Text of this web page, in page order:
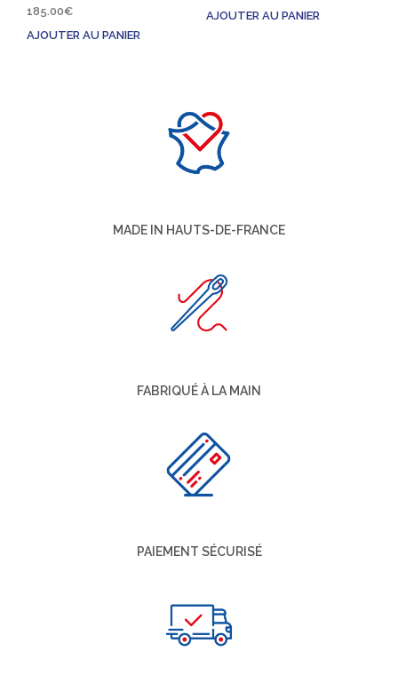
185.00€
AJOUTER AU PANIER
AJOUTER AU PANIER
MADE IN HAUTS-DE-FRANCE
FABRIQUÉ À LA MAIN
PAIEMENT SÉCURISÉ